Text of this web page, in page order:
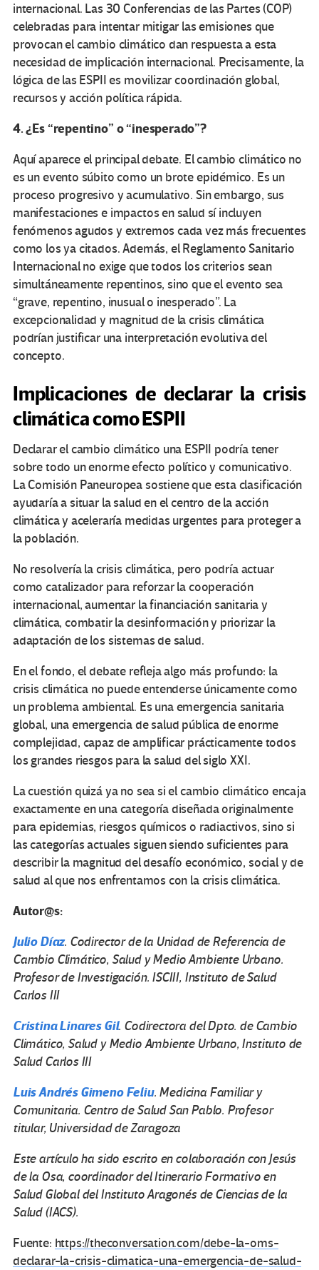
internacional. Las 30 Conferencias de las Partes (COP)
celebradas para intentar mitigar las emisiones que
provocan el cambio climático dan respuesta a esta
necesidad de implicación internacional. Precisamente, la
lógica de las ESPII es movilizar coordinación global,
recursos y acción política rápida.
4. ¿Es “repentino” o “inesperado”?
Aquí aparece el principal debate. El cambio climático no
es un evento súbito como un brote epidémico. Es un
proceso progresivo y acumulativo. Sin embargo, sus
manifestaciones e impactos en salud sí incluyen
fenómenos agudos y extremos cada vez más frecuentes
como los ya citados. Además, el Reglamento Sanitario
Internacional no exige que todos los criterios sean
simultáneamente repentinos, sino que el evento sea
“grave, repentino, inusual o inesperado”. La
excepcionalidad y magnitud de la crisis climática
podrían justificar una interpretación evolutiva del
concepto.
Implicaciones de declarar la crisis
climática como ESPII
Declarar el cambio climático una ESPII podría tener
sobre todo un enorme efecto político y comunicativo.
La Comisión Paneuropea sostiene que esta clasificación
ayudaría a situar la salud en el centro de la acción
climática y aceleraría medidas urgentes para proteger a
la población.
No resolvería la crisis climática, pero podría actuar
como catalizador para reforzar la cooperación
internacional, aumentar la financiación sanitaria y
climática, combatir la desinformación y priorizar la
adaptación de los sistemas de salud.
En el fondo, el debate refleja algo más profundo: la
crisis climática no puede entenderse únicamente como
un problema ambiental. Es una emergencia sanitaria
global, una emergencia de salud pública de enorme
complejidad, capaz de amplificar prácticamente todos
los grandes riesgos para la salud del siglo XXI.
La cuestión quizá ya no sea si el cambio climático encaja
exactamente en una categoría diseñada originalmente
para epidemias, riesgos químicos o radiactivos, sino si
las categorías actuales siguen siendo suficientes para
describir la magnitud del desafío económico, social y de
salud al que nos enfrentamos con la crisis climática.
Autor@s:
Julio Díaz. Codirector de la Unidad de Referencia de
Cambio Climático, Salud y Medio Ambiente Urbano.
Profesor de Investigación. ISCIII, Instituto de Salud
Carlos III
Cristina Linares Gil. Codirectora del Dpto. de Cambio
Climático, Salud y Medio Ambiente Urbano, Instituto de
Salud Carlos III
Luis Andrés Gimeno Feliu. Medicina Familiar y
Comunitaria. Centro de Salud San Pablo. Profesor
titular, Universidad de Zaragoza
Este artículo ha sido escrito en colaboración con Jesús
de la Osa, coordinador del Itinerario Formativo en
Salud Global del Instituto Aragonés de Ciencias de la
Salud (IACS).
Fuente: https://theconversation.com/debe-la-oms-
declarar-la-crisis-climatica-una-emergencia-de-salud-